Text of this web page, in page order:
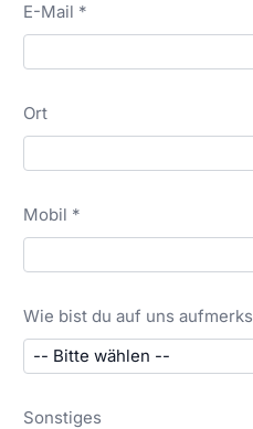
E-Mail *
Ort
Mobil *
Wie bist du auf uns
Sonstiges